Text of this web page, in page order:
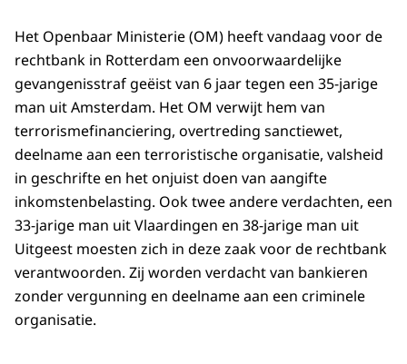
Het Openbaar Ministerie (OM) heeft vandaag voor de
rechtbank in Rotterdam een onvoorwaardelijke
gevangenisstraf geëist van 6 jaar tegen een 35-jarige
man uit Amsterdam. Het OM verwijt hem van
terrorismefinanciering, overtreding sanctiewet,
deelname aan een terroristische organisatie, valsheid
in geschrifte en het onjuist doen van aangifte
inkomstenbelasting. Ook twee andere verdachten, een
33-jarige man uit Vlaardingen en 38-jarige man uit
Uitgeest moesten zich in deze zaak voor de rechtbank
verantwoorden. Zij worden verdacht van bankieren
zonder vergunning en deelname aan een criminele
organisatie.